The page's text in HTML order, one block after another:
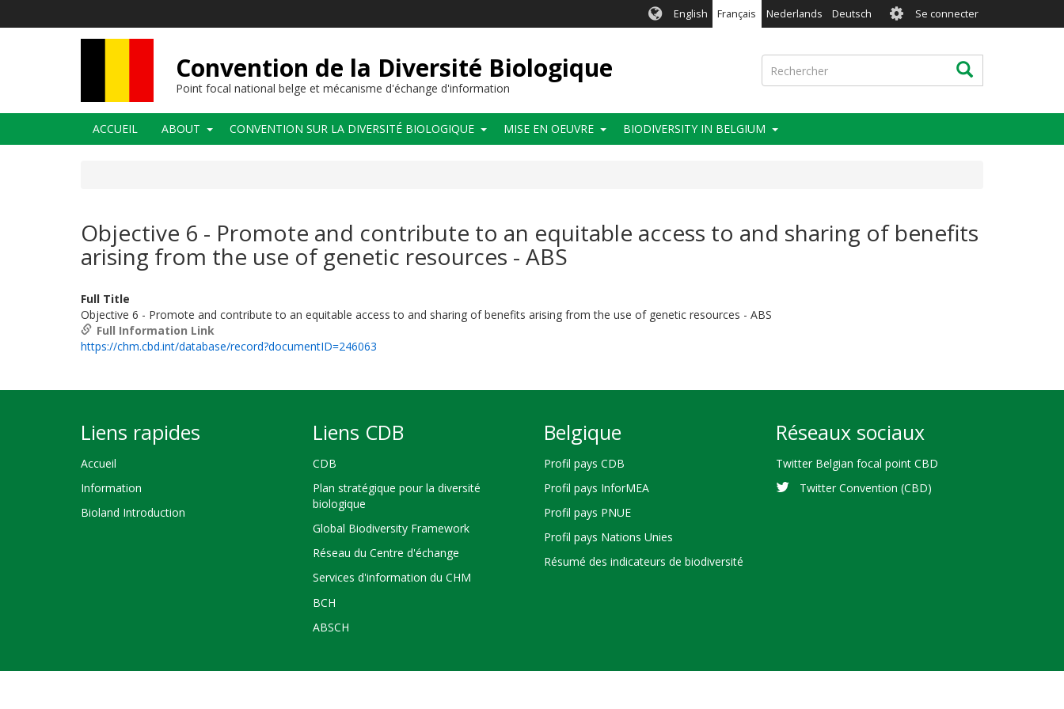
English Français Nederlands Deutsch User
account
menu
Se connecter
Convention de la Diversité Biologique
Point focal national belge et mécanisme d'échange d'information
Rechercher Rechercher
Navigation
principale
ACCUEIL ABOUT CONVENTION SUR LA DIVERSITÉ BIOLOGIQUE MISE EN OEUVRE BIODIVERSITY IN BELGIUM
Objective 6 - Promote and contribute to an equitable access to and sharing of benefits
arising from the use of genetic resources - ABS
Full Title
Objective 6 - Promote and contribute to an equitable access to and sharing of benefits arising from the use of genetic resources - ABS
Full Information Link
https://chm.cbd.int/database/record?documentID=246063
Liens rapides
Accueil
Information
Bioland Introduction
Liens CDB
CDB
Plan stratégique pour la diversité
biologique
Global Biodiversity Framework
Réseau du Centre d'échange
Services d'information du CHM
BCH
ABSCH
Belgique
Profil pays CDB
Profil pays InforMEA
Profil pays PNUE
Profil pays Nations Unies
Résumé des indicateurs de biodiversité
Réseaux sociaux
Twitter Belgian focal point CBD
Twitter Convention (CBD)